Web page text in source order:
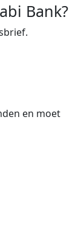
Bank?
en moet